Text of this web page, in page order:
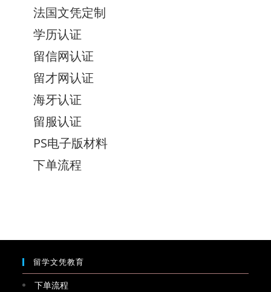
法国文凭定制
学历认证
留信网认证
留才网认证
海牙认证
留服认证
PS电子版材料
下单流程
留学文凭教育
下单流程